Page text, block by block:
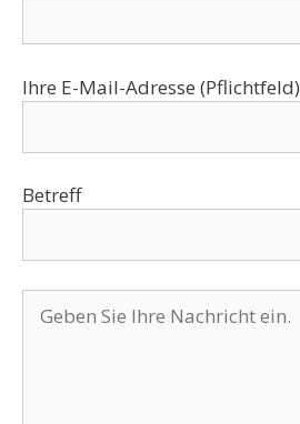
Ihre E-Mail-Adresse (Pflichtfeld)
Betreff